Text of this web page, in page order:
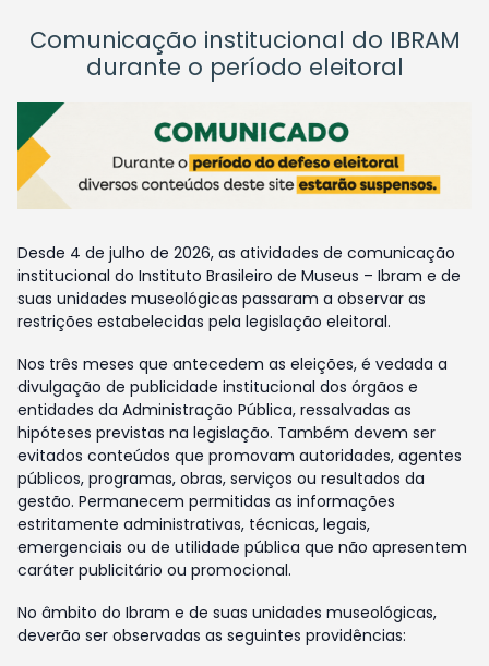
Comunicação institucional do IBRAM
durante o período eleitoral
Desde 4 de julho de 2026, as atividades de comunicação
institucional do Instituto Brasileiro de Museus – Ibram e de
suas unidades museológicas passaram a observar as
restrições estabelecidas pela legislação eleitoral.
Nos três meses que antecedem as eleições, é vedada a
divulgação de publicidade institucional dos órgãos e
entidades da Administração Pública, ressalvadas as
hipóteses previstas na legislação. Também devem ser
evitados conteúdos que promovam autoridades, agentes
públicos, programas, obras, serviços ou resultados da
gestão. Permanecem permitidas as informações
estritamente administrativas, técnicas, legais,
emergenciais ou de utilidade pública que não apresentem
caráter publicitário ou promocional.
No âmbito do Ibram e de suas unidades museológicas,
deverão ser observadas as seguintes providências: